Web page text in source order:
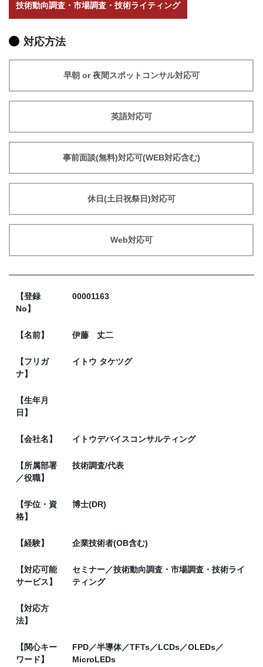
技術動向調査・市場調査・技術ライティング
対応方法
早朝 or 夜間スポットコンサル対応可
英語対応可
事前面談(無料)対応可(WEB対応含む)
休日(土日祝祭日)対応可
Web対応可
【登録
No】
00001163
【名前】 伊藤 丈二
【フリガ
ナ】
イトウ タケツグ
【生年月
日】
【会社名】 イトウデバイスコンサルティング
【所属部署
／役職】
技術調査/代表
【学位・資
格】
博士(DR)
【経験】 企業技術者(OB含む)
【対応可能
サービス】
セミナー／技術動向調査・市場調査・技術ライ
ティング
【対応方
法】
【関心キー
ワード】
FPD／半導体／TFTs／LCDs／OLEDs／
MicroLEDs